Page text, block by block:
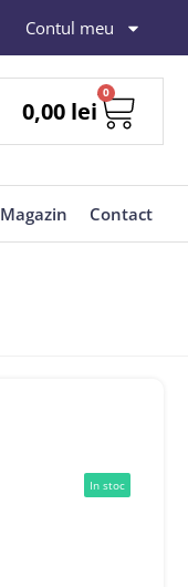
Contul meu
0,00 lei
0
Magazin Contact
In stoc